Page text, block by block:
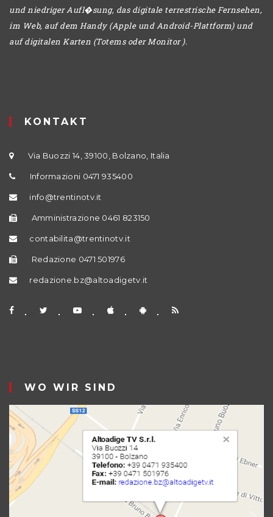
und niedriger Aufl�sung, das digitale terrestrische Fernsehen,
im Web, auf dem Handy (Apple und Android-Plattform) und
auf digitalen Karten (Totems oder Monitor ).
KONTAKT
Via Buozzi 14, 39100, Bolzano, Italia
Informazioni 0471 935400
info@trentinotv.it
Amministrazione 0461 823150
contabilita@trentinotv.it
Redazione 0471 501976
redazione.bz@altoadigetv.it
WO WIR SIND